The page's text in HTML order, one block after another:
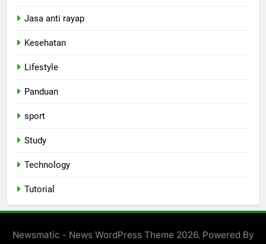
Jasa anti rayap
Kesehatan
Lifestyle
Panduan
sport
Study
Technology
Tutorial
Newsmatic - News WordPress Theme 2026. Powered By